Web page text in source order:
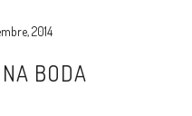
2014
BODA